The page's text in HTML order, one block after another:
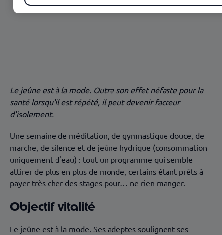
Sommaire
Gare à l’isolement !
Le jeûne est à la mode. Outre son effet néfaste pour la
santé lorsqu'il est répété, il peut devenir facteur
d'isolement.
Une semaine de méditation, de gymnastique douce, de
marche, de silence et de jeûne hydrique (consommation
uniquement d'eau) : tout un programme qui semble
attirer de plus en plus de monde, certains étant prêts à
payer très cher des stages pour… ne rien manger.
Objectif vitalité
Le jeûne est à la mode. Ses adeptes soulignent ses